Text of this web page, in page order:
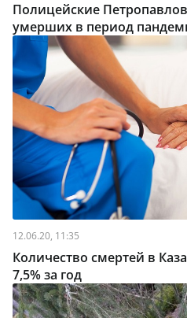
Полицейские
умерших в период
12.06.20, 11:35
Количество смертей в
7,5% за год